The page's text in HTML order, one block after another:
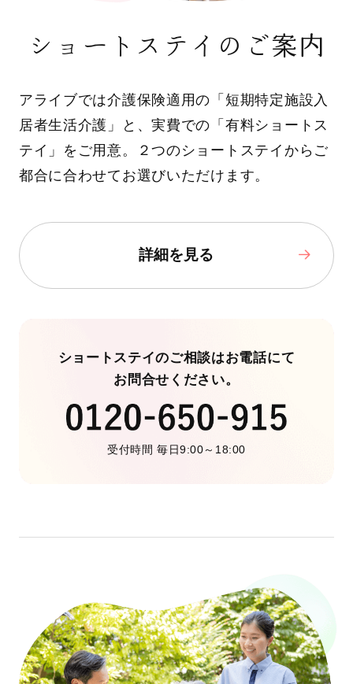
ショートステイのご案内
アライブでは介護保険適用の「短期特定施設入
居者生活介護」と、実費での「有料ショートス
テイ」をご用意。２つのショートステイからご
都合に合わせてお選びいただけます。
詳細を見る
ショートステイのご相談はお電話にて
お問合せください。
受付時間 毎日9:00～18:00